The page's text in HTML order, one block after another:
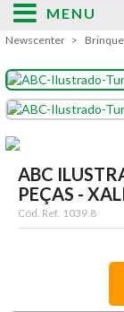
MENU
Newscenter
ABC
PEÇAS -
Cód. Ref. 1039.8